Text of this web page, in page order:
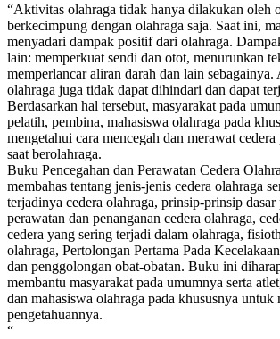
“Aktivitas olahraga tidak hanya dilakukan oleh
berkecimpung dengan olahraga saja. Saat ini,
menyadari dampak positif dari olahraga.
lain: memperkuat sendi dan otot, menurunkan
memperlancar aliran darah dan lain sebagainya.
olahraga juga tidak dapat dihindari dan dapat
Berdasarkan hal tersebut, masyarakat pada
pelatih, pembina, mahasiswa olahraga pada
mengetahui cara mencegah dan merawat
saat berolahraga.
Buku Pencegahan dan Perawatan Cedera
membahas tentang jenis-jenis cedera olahraga
terjadinya cedera olahraga, prinsip-prinsip dasar
perawatan dan penanganan cedera olahraga,
cedera yang sering terjadi dalam olahraga,
olahraga, Pertolongan Pertama Pada
dan penggolongan obat-obatan. Buku ini
membantu masyarakat pada umumnya serta
dan mahasiswa olahraga pada khususnya untuk
pengetahuannya.
“